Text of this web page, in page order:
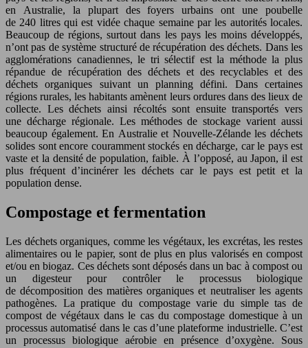
en Australie, la plupart des foyers urbains ont une poubelle
de 240 litres qui est vidée chaque semaine par les autorités locales.
Beaucoup de régions, surtout dans les pays les moins développés,
n’ont pas de système structuré de récupération des déchets. Dans les
agglomérations canadiennes, le tri sélectif est la méthode la plus
répandue de récupération des déchets et des recyclables et des
déchets organiques suivant un planning défini. Dans certaines
régions rurales, les habitants amènent leurs ordures dans des lieux de
collecte. Les déchets ainsi récoltés sont ensuite transportés vers
une décharge régionale. Les méthodes de stockage varient aussi
beaucoup également. En Australie et Nouvelle-Zélande les déchets
solides sont encore couramment stockés en décharge, car le pays est
vaste et la densité de population, faible. À l’opposé, au Japon, il est
plus fréquent d’incinérer les déchets car le pays est petit et la
population dense.
Compostage et fermentation
Les déchets organiques, comme les végétaux, les excrétas, les restes
alimentaires ou le papier, sont de plus en plus valorisés en compost
et/ou en biogaz. Ces déchets sont déposés dans un bac à compost ou
un digesteur pour contrôler le processus biologique
de décomposition des matières organiques et neutraliser les agents
pathogènes. La pratique du compostage varie du simple tas de
compost de végétaux dans le cas du compostage domestique à un
processus automatisé dans le cas d’une plateforme industrielle. C’est
un processus biologique aérobie en présence d’oxygène. Sous